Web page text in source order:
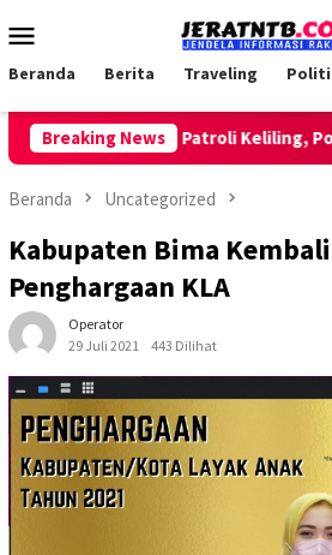
ke
Mobile
Beranda Berita Traveling
Breaking News
Lakukan Patroli Keliling, Polsek
Beranda Uncategorized
Kabupaten Bima
Penghargaan KLA
Operator
29 Juli 2021
443 Dilihat